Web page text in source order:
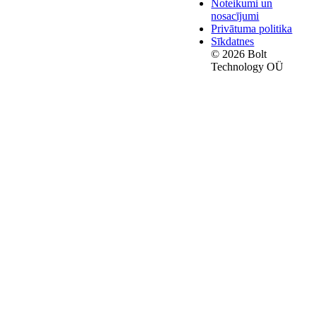
Noteikumi un
nosacījumi
Privātuma politika
Sīkdatnes
© 2026 Bolt
Technology OÜ